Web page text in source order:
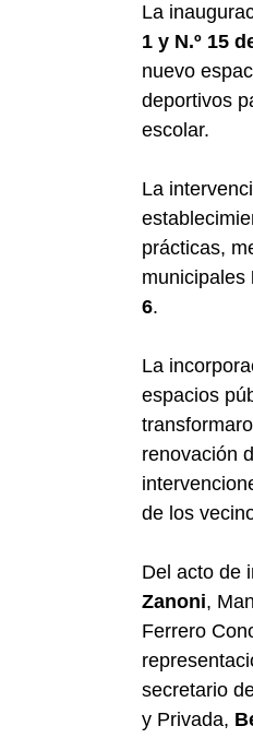
La
1 y N.º 15
nuevo
deportivos
escolar.
La
prácticas,
municipales
6.
La
espacios
renovación
de los
Del acto de
Zanoni,
Ferrero
secretario
y Privada,